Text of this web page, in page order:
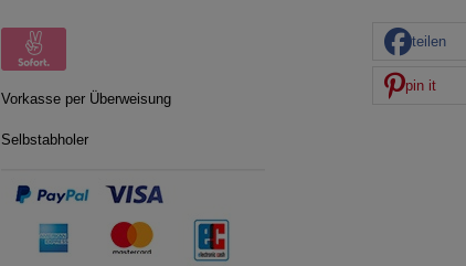
Vorkasse per Überweisung
Selbstabholer
teilen
pin it